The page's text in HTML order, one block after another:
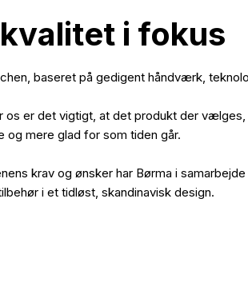
i fokus
baseret på gedigent håndværk,
er det vigtigt, at det produkt der
mere glad for som tiden går.
krav og ønsker har Børma i
i et tidløst, skandinavisk design.